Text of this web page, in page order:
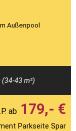
Außenpool
43 m²)
179,- €
Parkseite Spar